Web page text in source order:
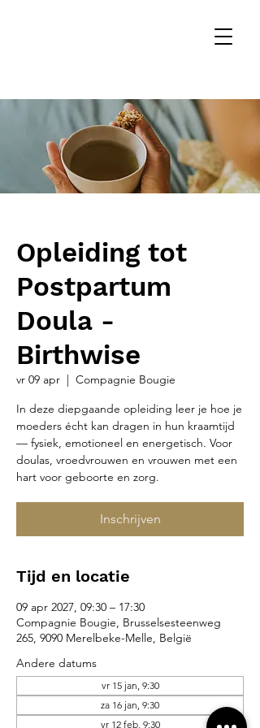
Opleiding tot
Postpartum
Doula -
Birthwise
vr 09 apr
  |
Compagnie Bougie
In deze diepgaande opleiding leer je hoe je
moeders écht kan dragen in hun kraamtijd
— fysiek, emotioneel en energetisch. Voor
doulas, vroedvrouwen en vrouwen met een
hart voor geboorte en zorg.
Inschrijven
Tijd en locatie
09 apr 2027, 09:30 – 17:30
Compagnie Bougie, Brusselsesteenweg
265, 9090 Merelbeke-Melle, België
Andere datums
vr 15 jan, 9:30
za 16 jan, 9:30
vr 12 feb, 9:30